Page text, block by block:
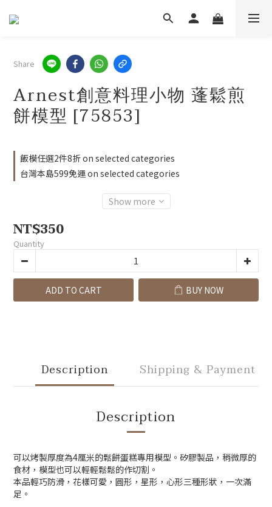
Share
Arnest創意料理小物 蓬鬆煎
餅模型 [75853]
飯模任選2件8折 on selected categories
台灣本島599免運 on selected categories
Show more
NT$350
Quantity
ADD TO CART BUY NOW
Description Shipping & Payment
Description
可以烤製厚度為4厘米的鬆餅蛋糕專用模型。 矽膠製品，稍微厚的
食材，模型也可以輕輕鬆鬆的作切割。
本品輕巧防滑，花樣可愛， 圓形，星形，心形三種形狀，一次滿
足。